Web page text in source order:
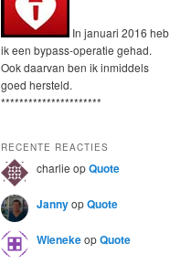
In januari 2016 heb
ik een bypass-operatie gehad.
Ook daarvan ben ik inmiddels
goed hersteld.
**********************
RECENTE REACTIES
charlie opQuote
JannyopQuote
WienekeopQuote